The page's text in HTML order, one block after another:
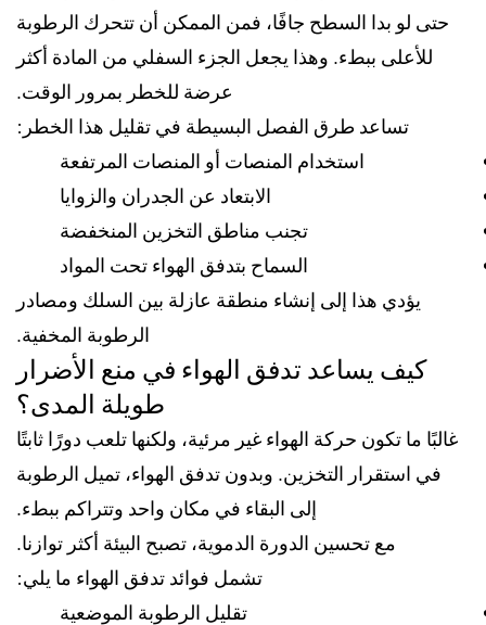
حتى لو بدا السطح جافًا، فمن الممكن أن تتحرك الرطوبة
للأعلى ببطء. وهذا يجعل الجزء السفلي من المادة أكثر
عرضة للخطر بمرور الوقت.
تساعد طرق الفصل البسيطة في تقليل هذا الخطر:
استخدام المنصات أو المنصات المرتفعة
الابتعاد عن الجدران والزوايا
تجنب مناطق التخزين المنخفضة
السماح بتدفق الهواء تحت المواد
يؤدي هذا إلى إنشاء منطقة عازلة بين السلك ومصادر
الرطوبة المخفية.
كيف يساعد تدفق الهواء في منع الأضرار
طويلة المدى؟
غالبًا ما تكون حركة الهواء غير مرئية، ولكنها تلعب دورًا ثابتًا
في استقرار التخزين. وبدون تدفق الهواء، تميل الرطوبة
إلى البقاء في مكان واحد وتتراكم ببطء.
مع تحسين الدورة الدموية، تصبح البيئة أكثر توازنا.
تشمل فوائد تدفق الهواء ما يلي:
تقليل الرطوبة الموضعية